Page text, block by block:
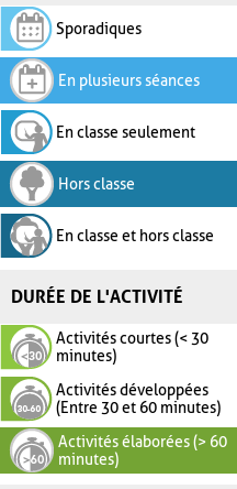
Sporadiques
En plusieurs séances
En classe seulement
Hors classe
En classe et hors classe
DURÉE DE L'ACTIVITÉ
Activités courtes (< 30
minutes)
Activités développées
(Entre 30 et 60 minutes)
Activités élaborées (> 60
minutes)